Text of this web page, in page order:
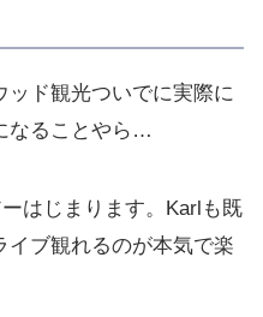
ッド観光ついでに実際に
なることやら…
はじまります。Karlも既
イブ観れるのが本気で楽